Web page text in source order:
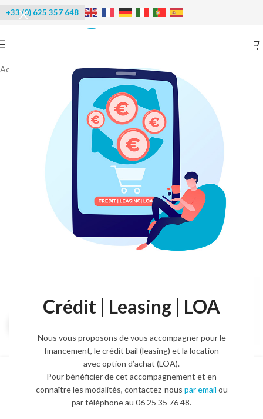
Crédit | Leasing | LOA
Nous vous proposons de vous accompagner pour le
financement, le crédit bail (leasing) et la location
avec option d’achat (LOA).
Pour bénéficier de cet accompagnement et en
connaître les modalités, contactez-nous par email ou
par téléphone au 06 25 35 76 48.
+33 (0) 625 357 648
Accueil Réfrigération/Groupes frigorifiques
Groupe frigorifique
GRANDE